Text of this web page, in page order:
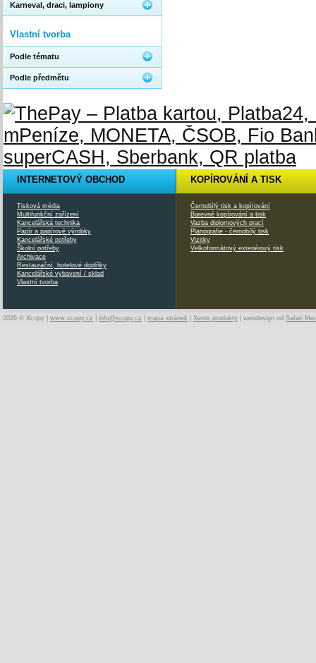
Karneval, draci, lampiony
Vlastní tvorba
Podle tématu
Podle předmětu
INTERNETOVÝ OBCHOD
Tisková média
Multifunkční zařízení
Kancelářská technika
Papír a papírové výrobky
Kancelářské potřeby
Školní potřeby
Archivace
Restaurační, hotelové doplňky
Kancelářské vybavení / sklad
Vlastní tvorba
KOPÍROVÁNÍ A TISK
Černobílý tisk a kopírování
Barevné kopírování a tisk
Vazba diplomových prací
Planografie - černobílý tisk
Vizitky
Velkoformátový exteriérový tisk
2026 © Xcopy | www.xcopy.cz info@xcopy.cz mapa stránek Xerox produkty | webdesign od Safari